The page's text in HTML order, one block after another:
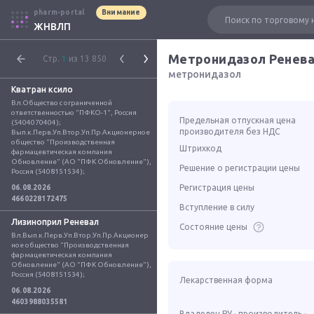
pharm-portal Внимание
ЖНВЛП
Стр. 1 из 13 850
Кватран ксило
Вл.Общество с ограниченной
ответственностью "ПФКО-1", Россия
(5404070404);
Вып.к.Перв.Уп.Втор.Уп.Пр.Акционерное
общество "Производственная
фармацевтическая компания
Обновление" (АО "ПФК Обновление"),
Россия (5408151534);
06.08.2026
4660228172475
Лизиноприл Реневал
Вл.Вып.к.Перв.Уп.Втор.Уп.Пр.Акционер
ное общество "Производственная
фармацевтическая компания
Обновление" (АО "ПФК Обновление"),
Россия (5408151534);
06.08.2026
4603988035581
Метронидазол
метронидазол
Предельная отпускная цена
производителя без НДС
Штрихкод
Решение о регистрации цены
Регистрация цены
Вступление в силу
Состояние цены
Лекарственная форма